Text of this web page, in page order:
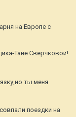
на Европе с
Тане Сверчковой!
ты меня
поездки на